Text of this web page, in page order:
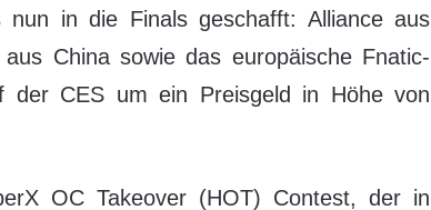
in die Finals geschafft: Alliance aus
China sowie das europäische Fnatic-
der CES um ein Preisgeld in Höhe von
OC Takeover (HOT) Contest, der in